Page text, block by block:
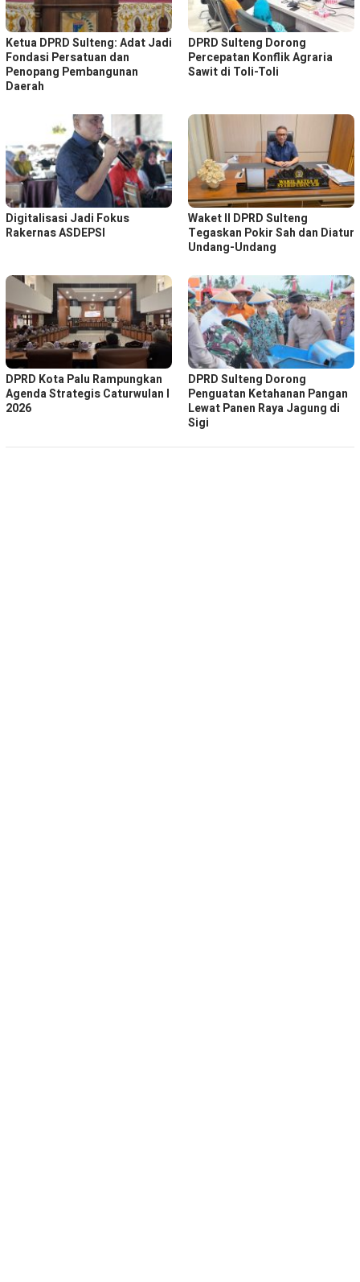
Ketua DPRD Sulteng: Adat Jadi
Fondasi Persatuan dan
Penopang Pembangunan
Daerah
DPRD Sulteng Dorong
Percepatan Konflik Agraria
Sawit di Toli-Toli
Digitalisasi Jadi Fokus
Rakernas ASDEPSI
Waket ll DPRD Sulteng
Tegaskan Pokir Sah dan Diatur
Undang-Undang
DPRD Kota Palu Rampungkan
Agenda Strategis Caturwulan I
2026
DPRD Sulteng Dorong
Penguatan Ketahanan Pangan
Lewat Panen Raya Jagung di
Sigi